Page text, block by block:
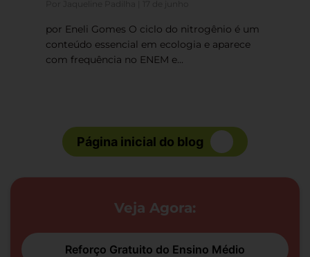
por Eneli Gomes O ciclo do nitrogênio é um
conteúdo essencial em ecologia e aparece
com frequência no ENEM e...
Página inicial do blog
Veja Agora:
Reforço Gratuito do Ensino Médio